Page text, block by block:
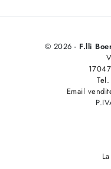
© 2026 - F.lli
Email